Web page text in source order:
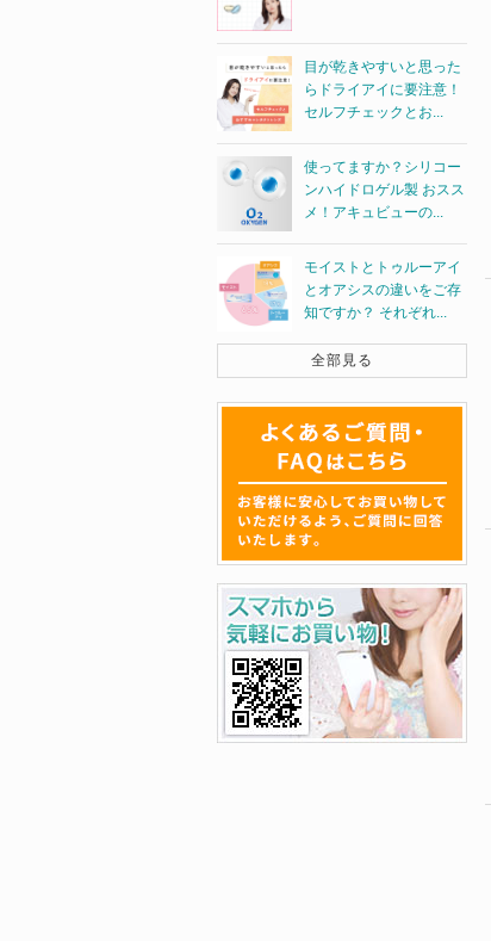
目が乾きやすいと思った
らドライアイに要注意！
セルフチェックとお...
使ってますか？シリコー
ンハイドロゲル製 おスス
メ！アキュビューの...
モイストとトゥルーアイ
とオアシスの違いをご存
知ですか？ それぞれ...
全部見る